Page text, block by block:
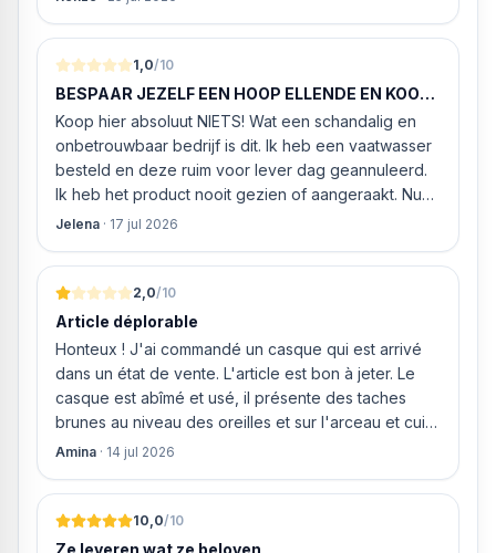
geïnstalleerd kan worden. Dit bleek het geval tegen
alleszins concurrente prijzen. De vriendelijke
medewerker gaf aan dat, als we gelijk via de
website gingen bestellen en betalen, hij z’n best
ging doen om ‘s middags nog te leveren. Het
bleken geen loze woorden: om 16.00 uur werd de
Neff vaatwasser geleverd en ver
1,0/10
BESPAAR JEZELF EEN HOOP ELLENDE EN KOOP
HIER NIETS!
Koop hier absoluut NIETS! Wat een schandalig en
onbetrouwbaar bedrijf is dit. Ik heb een vaatwasser
besteld en deze ruim voor lever dag geannuleerd.
Ik heb het product nooit gezien of aangeraakt. Nu
weigeren ze gewoon om mijn geld volledig terug te
van MIJN geld inhouden!
Jelena · 17 jul 2026
2,0/10
Article déplorable
Honteux ! J'ai commandé un casque qui est arrivé
dans un état de vente. L'article est bon à jeter. Le
casque est abîmé et usé, il présente des taches
brunes au niveau des oreilles et sur l'arceau et cuir
qui est craquelé ! Les coussins sont eux « dégonflés
Amina · 14 jul 2026
10,0/10
Ze leveren wat ze beloven